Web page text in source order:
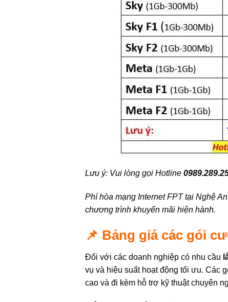
Lưu ý: Vui lòng gọi Hotline
Phí hòa mạng Internet FPT tại Nghệ
chương trình khuyến mãi hiện hành.
📌 Bảng giá các gói
Đối với các doanh nghiệp có nhu cầu
vụ và hiệu suất hoạt động tối ưu. Các
cao và đi kèm hỗ trợ kỹ thuật chuyên